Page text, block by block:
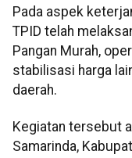
Pada aspek
TPID telah
Pangan Murah,
stabilisasi harga
daerah.
Kegiatan tersebut
Samarinda,